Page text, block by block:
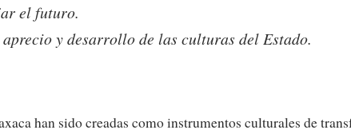
el futuro.
y desarrollo de las culturas del Estado.
han sido creadas como instrumentos culturales de